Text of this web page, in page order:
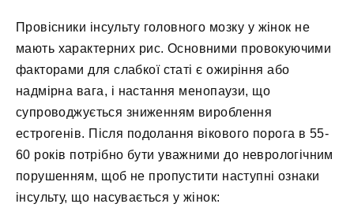
Провісники інсульту головного мозку у жінок не
мають характерних рис. Основними провокуючими
факторами для слабкої статі є ожиріння або
надмірна вага, і настання менопаузи, що
супроводжується зниженням вироблення
естрогенів. Після подолання вікового порога в 55-
60 років потрібно бути уважними до неврологічним
порушенням, щоб не пропустити наступні ознаки
інсульту, що насувається у жінок: